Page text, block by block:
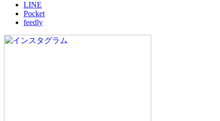
LINE
Pocket
feedly